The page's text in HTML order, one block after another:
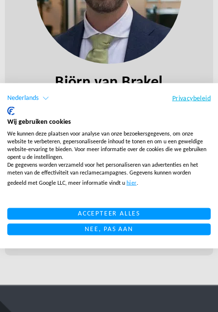
Björn van Brakel
Vicevoorzitter Salesupply Inc.
internationale e-commerce. Als hoofd van ons
Amerikaanse kantoor heeft hij veel kennis van de
Amerikaanse e-commercemarkt, waardoor hij een
waardevolle gesprekspartner is voor e-
commercebedrijven die de Amerikaanse markt
managementteams over uitbreidingsstrategieën
voor Europa.
Nederlands Privacybeleid
Wij gebruiken cookies
We kunnen deze plaatsen voor analyse van onze bezoekersgegevens, om onze
website te verbeteren, gepersonaliseerde inhoud te tonen en om u een geweldige
website-ervaring te bieden. Voor meer informatie over de cookies die we gebruiken
opent u de instellingen.
De gegevens worden verzameld voor het personaliseren van advertenties en het
meten van de effectiviteit van reclamecampagnes. Gegevens kunnen worden
gedeeld met Google LLC, meer informatie vindt u hier.
ACCEPTEER ALLES
NEE, PAS AAN